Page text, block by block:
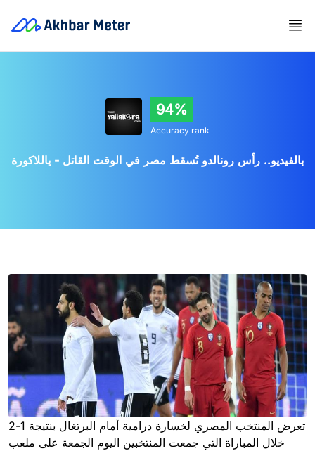
94%
Accuracy rank
بالفيديو.. رأس رونالدو تُسقط مصر في الوقت القاتل - ياللاكورة
تعرض المنتخب المصري لخسارة درامية أمام البرتغال بنتيجة 1-2
خلال المباراة التي جمعت المنتخبين اليوم الجمعة على ملعب